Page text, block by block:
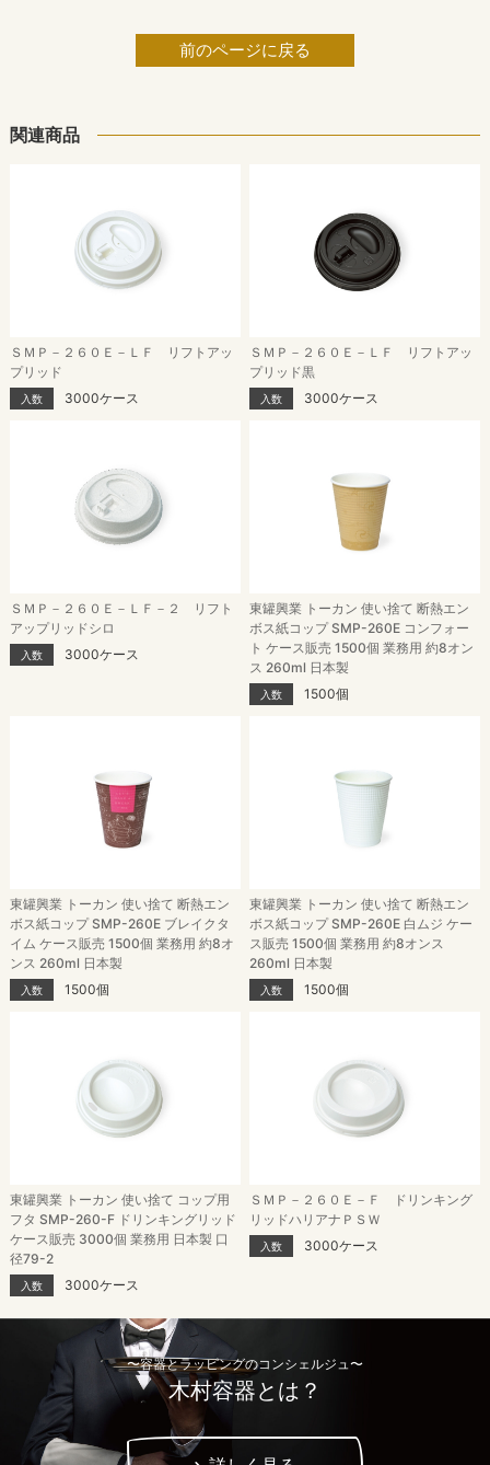
前のページに戻る
関連商品
ＳＭＰ－２６０Ｅ－ＬＦ リフトアッ
プリッド
入数 3000ケース
ＳＭＰ－２６０Ｅ－ＬＦ リフトアッ
プリッド黒
入数 3000ケース
ＳＭＰ－２６０Ｅ－ＬＦ－２ リフト
アップリッドシロ
入数 3000ケース
東罐興業 トーカン 使い捨て 断熱エン
ボス紙コップ SMP-260E コンフォー
ト ケース販売 1500個 業務用 約8オン
ス 260ml 日本製
入数 1500個
東罐興業 トーカン 使い捨て 断熱エン
ボス紙コップ SMP-260E ブレイクタ
イム ケース販売 1500個 業務用 約8オ
ンス 260ml 日本製
入数 1500個
東罐興業 トーカン 使い捨て 断熱エン
ボス紙コップ SMP-260E 白ムジ ケー
ス販売 1500個 業務用 約8オンス
260ml 日本製
入数 1500個
東罐興業 トーカン 使い捨て コップ用
フタ SMP-260-F ドリンキングリッド
ケース販売 3000個 業務用 日本製 口
径79-2
入数 3000ケース
ＳＭＰ－２６０Ｅ－Ｆ ドリンキング
リッドハリアナＰＳＷ
入数 3000ケース
〜容器とラッピングのコンシェルジュ〜
木村容器とは？